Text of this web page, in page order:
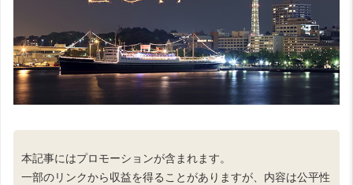
本記事にはプロモーションが含まれます。
一部のリンクから収益を得ることがありますが、内容は公平性